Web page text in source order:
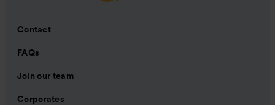
Contact
FAQs
Join our team
Corporates